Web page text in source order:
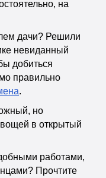
на
дачи? Решили
невиданный
добиться
правильно
.
но
в открытый
работами,
Прочтите